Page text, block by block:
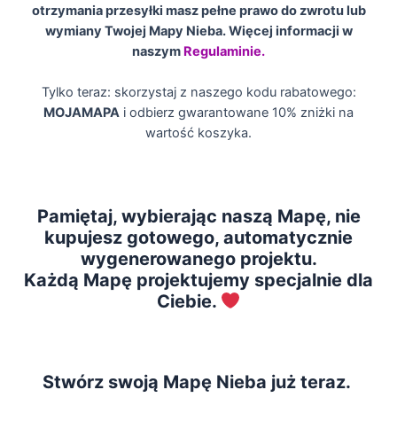
otrzymania przesyłki masz pełne prawo do zwrotu lub
wymiany Twojej Mapy Nieba. Więcej informacji w
naszym Regulaminie.
Tylko teraz: skorzystaj z naszego kodu rabatowego:
MOJAMAPA i odbierz gwarantowane 10% zniżki na
wartość koszyka.
Pamiętaj, wybierając naszą Mapę, nie
kupujesz gotowego, automatycznie
wygenerowanego projektu.
Każdą Mapę projektujemy specjalnie dla
Ciebie.
Stwórz swoją Mapę Nieba już teraz.